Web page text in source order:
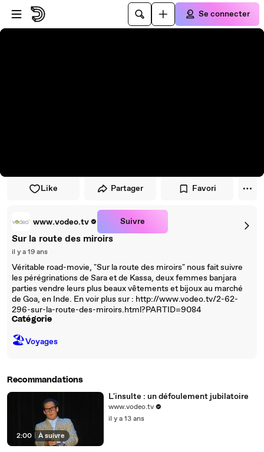
Passer au player
Passer au contenu principal
Se connecter
Like Partager Favori
www.vodeo.tv Suivre
Sur la route des miroirs
il y a 19 ans
Véritable road-movie, "Sur la route des miroirs" nous fait suivre
les pérégrinations de Sara et de Kassa, deux femmes banjara
parties vendre leurs plus beaux vêtements et bijoux au marché
de Goa, en Inde. En voir plus sur : http://www.vodeo.tv/2-62-
296-sur-la-route-des-miroirs.html?PARTID=9084
Catégorie
🏖Voyages
Recommandations
2:00 À suivre
L'insulte : un défoulement jubilatoire
www.vodeo.tv
il y a 13 ans